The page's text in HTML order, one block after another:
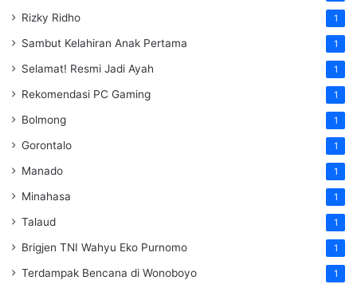
Rizky Ridho 1
Sambut Kelahiran Anak Pertama 1
Selamat! Resmi Jadi Ayah 1
Rekomendasi PC Gaming 1
Bolmong 1
Gorontalo 1
Manado 1
Minahasa 1
Talaud 1
Brigjen TNI Wahyu Eko Purnomo 1
Terdampak Bencana di Wonoboyo 1